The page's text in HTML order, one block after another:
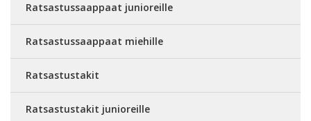
Ratsastussaappaat junioreille
Ratsastussaappaat miehille
Ratsastustakit
Ratsastustakit junioreille